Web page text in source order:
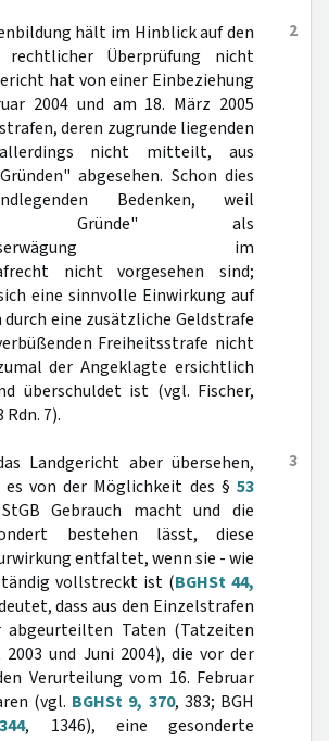
2
hält im Hinblick auf den
rechtlicher Überprüfung nicht
hat von einer Einbeziehung
2004 und am 18. März 2005
deren zugrunde liegenden
nicht mitteilt, aus
abgesehen. Schon dies
Bedenken, weil
Gründe" als
im
nicht vorgesehen sind;
eine sinnvolle Einwirkung auf
eine zusätzliche Geldstrafe
Freiheitsstrafe nicht
der Angeklagte ersichtlich
überschuldet ist (vgl. Fischer,
Rdn. 7).
3
Landgericht aber übersehen,
es von der Möglichkeit des § 53
Gebrauch macht und die
bestehen lässt, diese
entfaltet, wenn sie - wie
vollstreckt ist (BGHSt 44,
dass aus den Einzelstrafen
abgeurteilten Taten (Tatzeiten
2003 und Juni 2004), die vor der
Verurteilung vom 16. Februar
(vgl. BGHSt 9, 370, 383; BGH
, 1346), eine gesonderte